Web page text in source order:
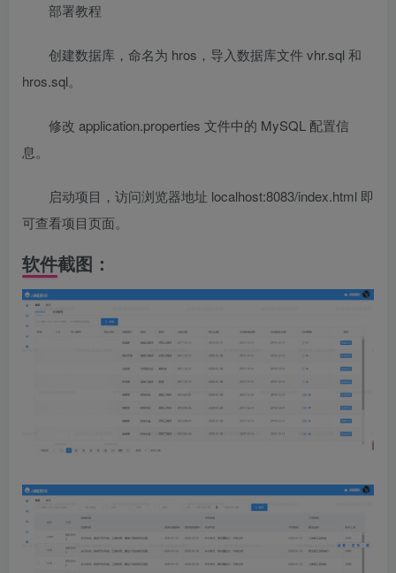
部署教程
创建数据库，命名为 hros，导入数据库文件 vhr.sql 和
hros.sql。
修改 application.properties 文件中的 MySQL 配置信
息。
启动项目，访问浏览器地址 localhost:8083/index.html 即
可查看项目页面。
软件截图：